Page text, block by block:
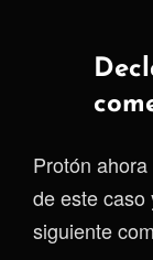
Protón
de este caso
siguiente